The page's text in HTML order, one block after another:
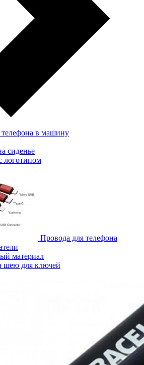
телефона в машину
сиденье
логотипом
Провода для телефона
материал
шею для ключей